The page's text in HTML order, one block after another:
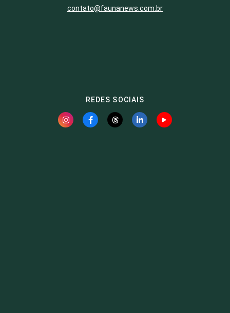
contato@faunanews.com.br
REDES SOCIAIS